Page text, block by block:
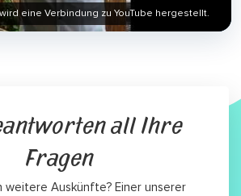
eine Verbindung zu YouTube hergestellt.
all Ihre
Fragen
weitere Auskünfte? Einer unserer